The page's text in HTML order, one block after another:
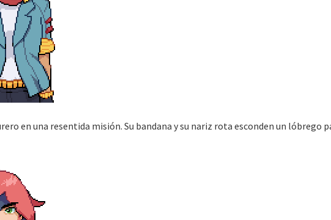
en una resentida misión. Su bandana y su nariz rota esconden un lóbrego